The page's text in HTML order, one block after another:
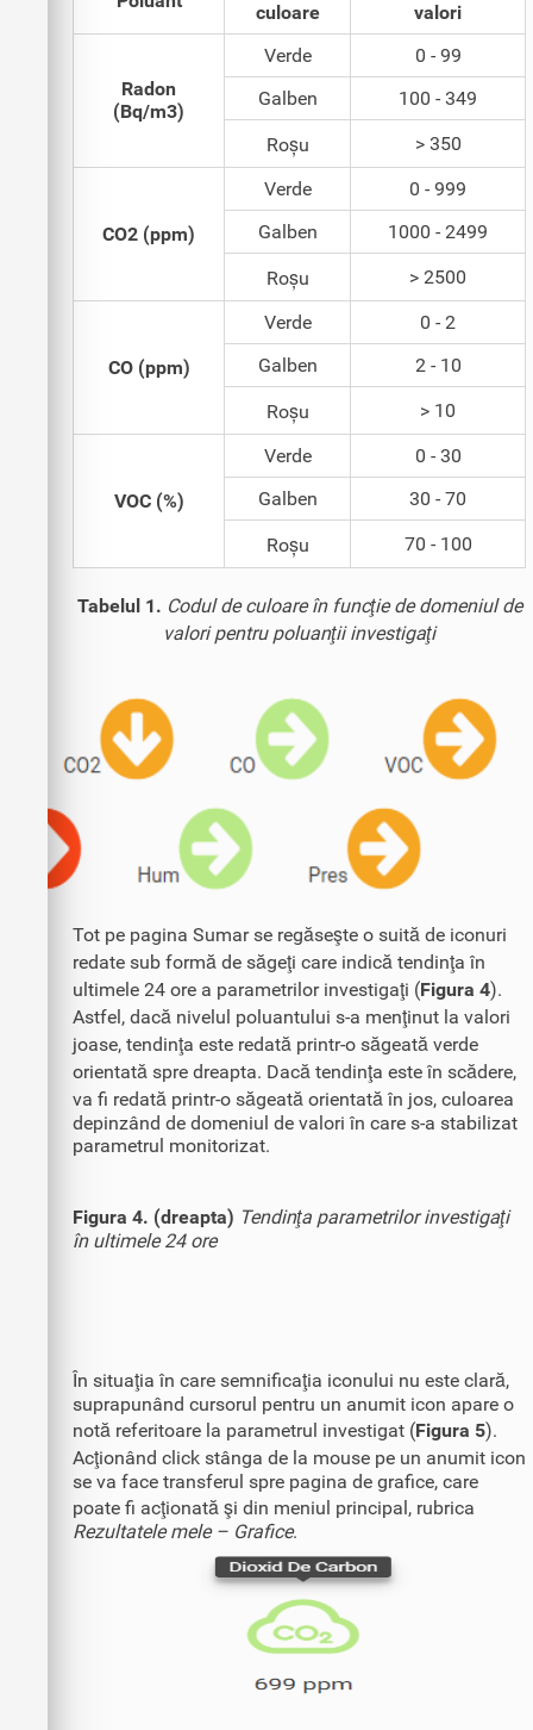
culoare
valori
Radon
(Bq/m3)
Verde
0 - 99
Galben
100 - 349
Roșu > 350
CO2 (ppm)
Verde
0 - 999
Galben
1000 - 2499
Roșu > 2500
CO (ppm)
Verde
0 - 2
Galben
2 - 10
Roșu > 10
VOC (%)
Verde
0 - 30
Galben
30 - 70
Roșu 70 - 100
Tabelul 1. Codul de culoare în funcţie de domeniul de
valori pentru poluanţii investigaţi
Tot pe pagina Sumar se regăseşte o suită de iconuri
redate sub formă de săgeţi care indică tendinţa în
ultimele 24 ore a parametrilor investigaţi (Figura 4).
Astfel, dacă nivelul poluantului s-a menţinut la valori
joase, tendinţa este redată printr-o săgeată verde
orientată spre dreapta. Dacă tendinţa este în scădere,
va fi redată printr-o săgeată orientată în jos, culoarea
depinzând de domeniul de valori în care s-a stabilizat
parametrul monitorizat.
Figura 4. (dreapta) Tendinţa parametrilor investigaţi
în ultimele 24 ore
În situaţia în care semnificaţia iconului nu este clară,
suprapunând cursorul pentru un anumit icon apare o
notă referitoare la parametrul investigat (Figura 5).
Acţionând click stânga de la mouse pe un anumit icon
se va face transferul spre pagina de grafice, care
poate fi acţionată şi din meniul principal, rubrica
Rezultatele mele – Grafice.